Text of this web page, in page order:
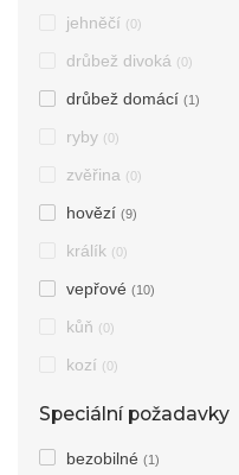
jehněčí (0)
drůbež divoká (0)
drůbež domácí (1)
ryby (0)
zvěřina (0)
hovězí (9)
králík (0)
vepřové (10)
kůň (0)
kozí (0)
Speciální požadavky
bezobilné (1)